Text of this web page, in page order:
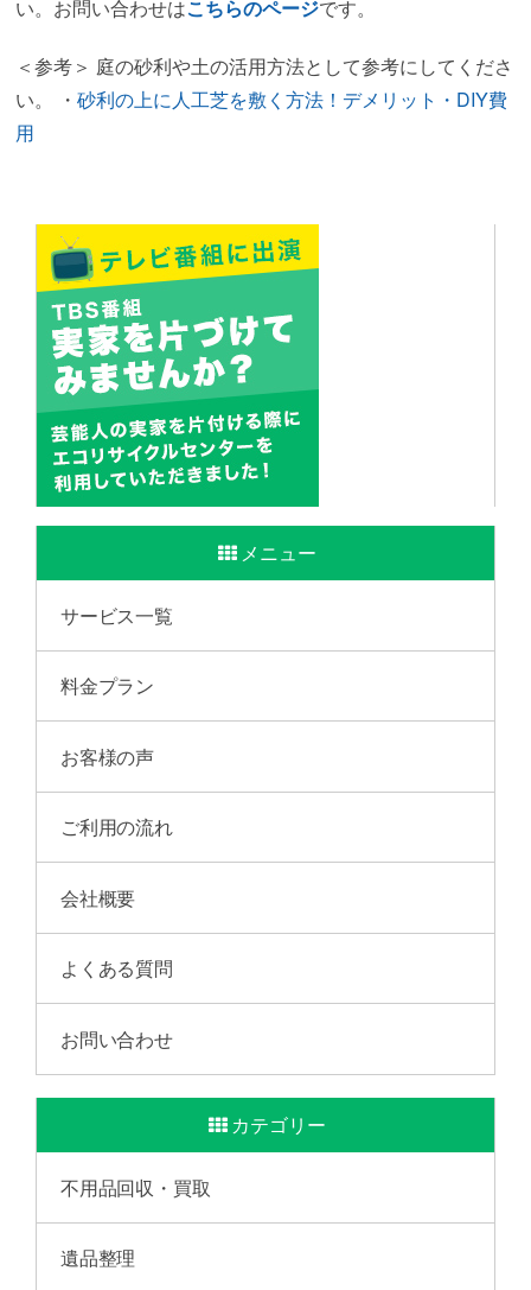
い。お問い合わせはこちらのページです。
＜参考＞ 庭の砂利や土の活用方法として参考にしてくださ
い。
・砂利の上に人工芝を敷く方法！デメリット・DIY費
用
メニュー
サービス一覧
料金プラン
お客様の声
ご利用の流れ
会社概要
よくある質問
お問い合わせ
カテゴリー
不用品回収・買取
遺品整理